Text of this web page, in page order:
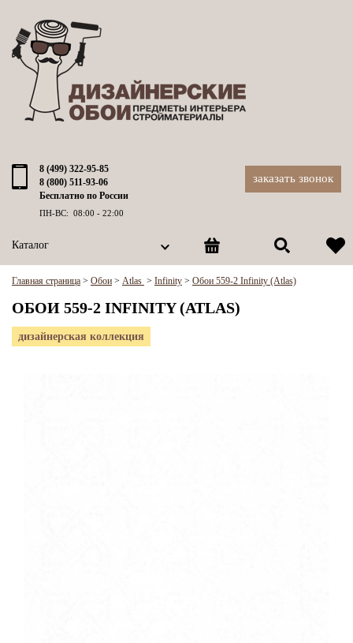
8 (499) 322-95-85
8 (800) 511-93-06
Бесплатно по России
ПН-ВС: 08:00 - 22:00
заказать звонок
Каталог
Главная страница > Обои > Atlas > Infinity > Обои 559-2 Infinity (Atlas)
ОБОИ 559-2 INFINITY (ATLAS)
дизайнерская коллекция